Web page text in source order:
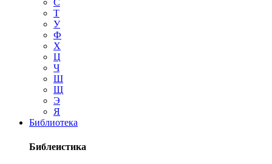
С
Т
У
Ф
Х
Ц
Ч
Ш
Щ
Э
Я
Библиотека
Библеистика